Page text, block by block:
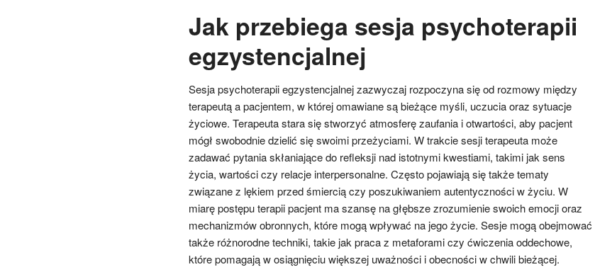
Jak przebiega sesja psychoterapii
egzystencjalnej
Sesja psychoterapii egzystencjalnej zazwyczaj rozpoczyna się od rozmowy między
terapeutą a pacjentem, w której omawiane są bieżące myśli, uczucia oraz sytuacje
życiowe. Terapeuta stara się stworzyć atmosferę zaufania i otwartości, aby pacjent
mógł swobodnie dzielić się swoimi przeżyciami. W trakcie sesji terapeuta może
zadawać pytania skłaniające do refleksji nad istotnymi kwestiami, takimi jak sens
życia, wartości czy relacje interpersonalne. Często pojawiają się także tematy
związane z lękiem przed śmiercią czy poszukiwaniem autentyczności w życiu. W
miarę postępu terapii pacjent ma szansę na głębsze zrozumienie swoich emocji oraz
mechanizmów obronnych, które mogą wpływać na jego życie. Sesje mogą obejmować
także różnorodne techniki, takie jak praca z metaforami czy ćwiczenia oddechowe,
które pomagają w osiągnięciu większej uważności i obecności w chwili bieżącej.